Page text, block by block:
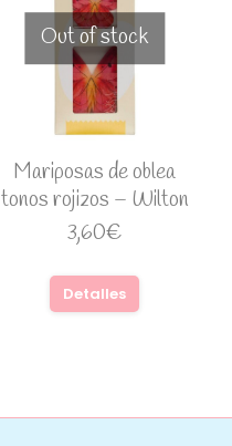
Out of stock
Mariposas de oblea
tonos rojizos – Wilton
3,60€
Detalles